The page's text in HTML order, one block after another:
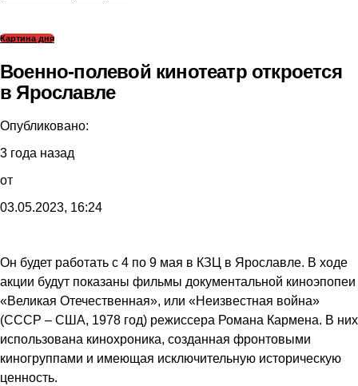
Картина дня
Военно-полевой кинотеатр откроется
в Ярославле
Опубликовано:
3 года назад
от
03.05.2023, 16:24
Он будет работать с 4 по 9 мая в КЗЦ в Ярославле. В ходе
акции будут показаны фильмы документальной киноэпопеи
«Великая Отечественная», или «Неизвестная война»
(СССР – США, 1978 год) режиссера Романа Кармена. В них
использована кинохроника, созданная фронт​овыми
киногруппами и имеющая исключительную историческую
ценность.